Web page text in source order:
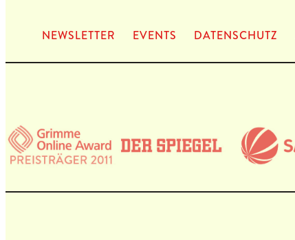
NEWS­LET­TER EVENTS DATEN­SCHUTZ